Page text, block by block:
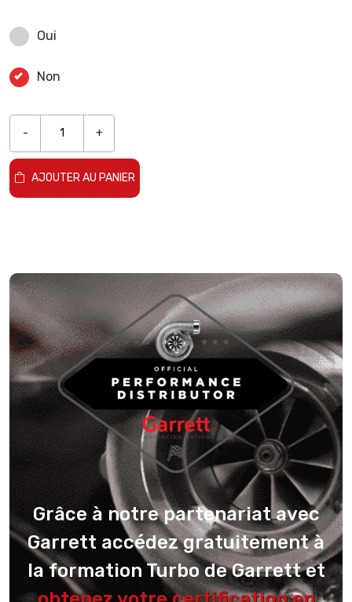
Oui
Non
- +
AJOUTER AU PANIER
Grâce à notre partenariat avec
Garrett accédez gratuitement à
la formation Turbo de Garrett et